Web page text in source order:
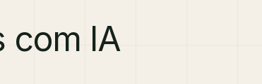
com IA